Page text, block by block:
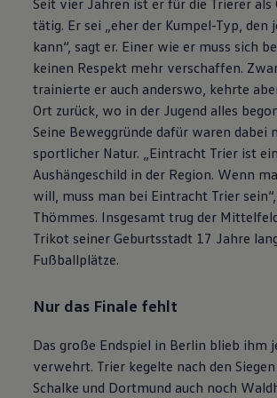
tätig. Er sei „eher der Kumpel-Typ, den
kann“, sagt er. Einer wie er muss sich
keinen Respekt mehr verschaffen.
trainierte er auch anderswo, kehrte
Ort zurück, wo in der Jugend alles
Seine Beweggründe dafür waren dabei
sportlicher Natur. „Eintracht Trier ist
Aushängeschild in der Region. Wenn
will, muss man bei Eintracht Trier
Thömmes. Insgesamt trug der
Trikot seiner Geburtsstadt 17 Jahre
Fußballplätze.
Nur das Finale fehlt
Das große Endspiel in Berlin blieb ihm
verwehrt. Trier kegelte nach den Siegen
Schalke und Dortmund auch noch